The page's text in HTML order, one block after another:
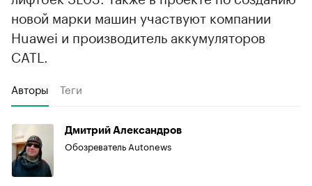
новой марки машин участвуют компании
Huawei и производитель аккумуляторов
CATL.
Авторы Теги
Дмитрий Александров
Обозреватель Autonews